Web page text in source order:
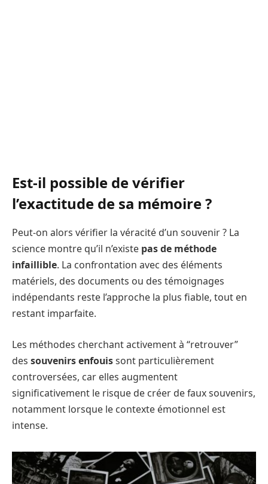
Est-il possible de vérifier
l’exactitude de sa mémoire ?
Peut-on alors vérifier la véracité d’un souvenir ? La
science montre qu’il n’existe pas de méthode
infaillible. La confrontation avec des éléments
matériels, des documents ou des témoignages
indépendants reste l’approche la plus fiable, tout en
restant imparfaite.
Les méthodes cherchant activement à “retrouver”
des souvenirs enfouissont particulièrement
controversées, car elles augmentent
significativement le risque de créer de faux souvenirs,
notamment lorsque le contexte émotionnel est
intense.